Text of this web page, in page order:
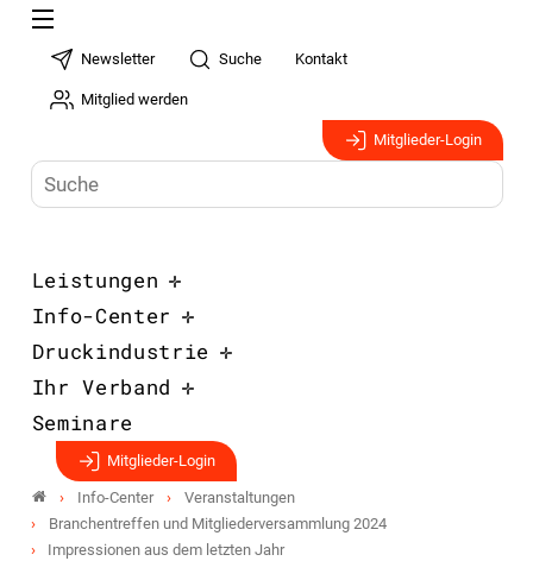
Newsletter Suche Kontakt
Mitglied werden
Mitglieder-Login
Leistungen
Info-Center
Druckindustrie
Ihr Verband
Seminare
Mitglieder-Login
Info-Center
Veranstaltungen
Branchentreffen und Mitgliederversammlung 2024
Impressionen aus dem letzten Jahr